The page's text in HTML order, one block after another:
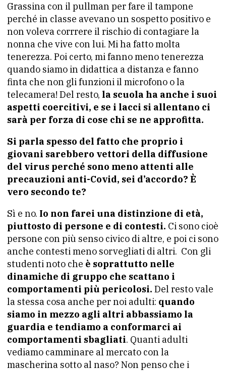
Grassina con il pullman per fare il tampone
perché in classe avevano un sospetto positivo e
non voleva corrrere il rischio di contagiare la
nonna che vive con lui. Mi ha fatto molta
tenerezza. Poi certo, mi fanno meno tenerezza
quando siamo in didattica a distanza e fanno
finta che non gli funzioni il microfono o la
telecamera! Del resto, la scuola ha anche i suoi
aspetti coercitivi, e se i lacci si allentano ci
sarà per forza di cose chi se ne approfitta.
Si parla spesso del fatto che proprio i
giovani sarebbero vettori della diffusione
del virus perché sono meno attenti alle
precauzioni anti-Covid, sei d’accordo? È
vero secondo te?
Sì e no. Io non farei una distinzione di età,
piuttosto di persone e di contesti. Ci sono cioè
persone con più senso civico di altre, e poi ci sono
anche contesti meno sorvegliati di altri. Con gli
studenti noto che è soprattutto nelle
dinamiche di gruppo che scattano i
comportamenti più pericolosi. Del resto vale
la stessa cosa anche per noi adulti: quando
siamo in mezzo agli altri abbassiamo la
guardia e tendiamo a conformarci ai
comportamenti sbagliati. Quanti adulti
vediamo camminare al mercato con la
mascherina sotto al naso? Non penso che i